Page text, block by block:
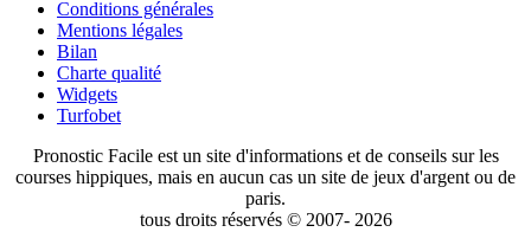
Conditions générales
Mentions légales
Bilan
Charte qualité
Widgets
Turfobet
Pronostic Facile est un site d'informations et de conseils sur les
courses hippiques, mais en aucun cas un site de jeux d'argent ou de
paris.
tous droits réservés © 2007- 2026